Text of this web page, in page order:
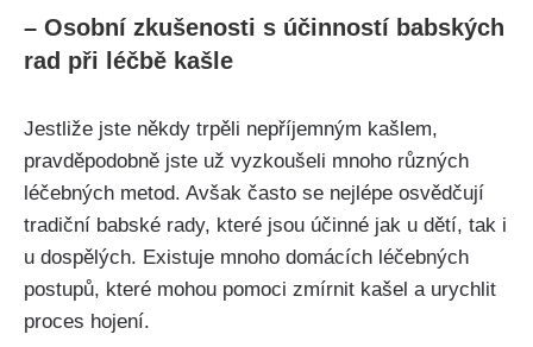
– Osobní zkušenosti s účinností babských
​rad při léčbě ‍kašle
Jestliže jste někdy trpěli‍ nepříjemným kašlem,
pravděpodobně jste už vyzkoušeli mnoho různých
léčebných metod. Avšak často se nejlépe osvědčují
tradiční⁢ babské rady, které jsou účinné jak u dětí, tak ⁤i
u dospělých. Existuje mnoho domácích léčebných
postupů, které mohou pomoci zmírnit kašel a urychlit
proces hojení.